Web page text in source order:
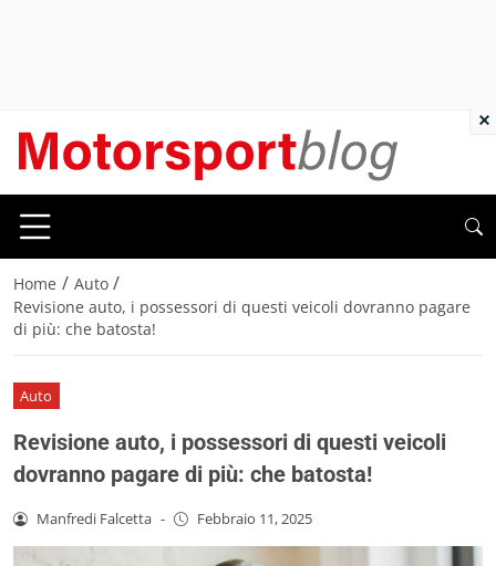
Home / Auto /
Revisione auto, i possessori di questi veicoli dovranno pagare
di più: che batosta!
Auto
Revisione auto, i possessori di questi veicoli
dovranno pagare di più: che batosta!
Manfredi Falcetta - Febbraio 11, 2025
×